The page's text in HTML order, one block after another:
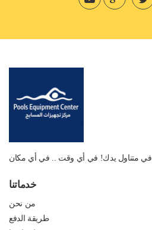
في متناول يدك! في أي وقت .. في أي مكان
خدماتنا
من نحن
طريقة الدفع